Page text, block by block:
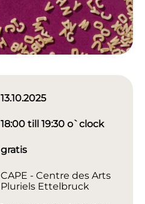
13.10.2025
18:00 till 19:30 o`clock
gratis
CAPE - Centre des Arts
Pluriels Ettelbruck